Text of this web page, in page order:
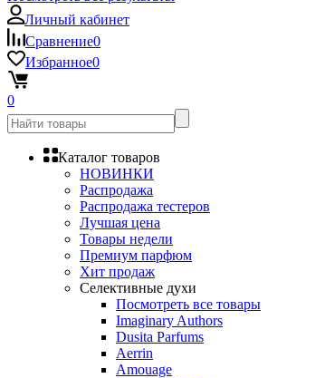
Личный кабинет
Сравнение0
Избранное0
0
Каталог товаров
НОВИНКИ
Распродажа
Распродажа тестеров
Лучшая цена
Товары недели
Премиум парфюм
Хит продаж
Селективные духи
Посмотреть все товары
Imaginary Authors
Dusita Parfums
Aerrin
Amouage